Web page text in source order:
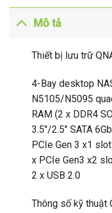
Mô tả
Thiết bị lưu trữ
4-Bay desktop
N5105/N5095
RAM (2 x DDR4
3.5″/2.5″ SATA
PCIe Gen 3 x1
x PCIe Gen3 x2
2 x USB 2.0
Thông số kỹ thuật